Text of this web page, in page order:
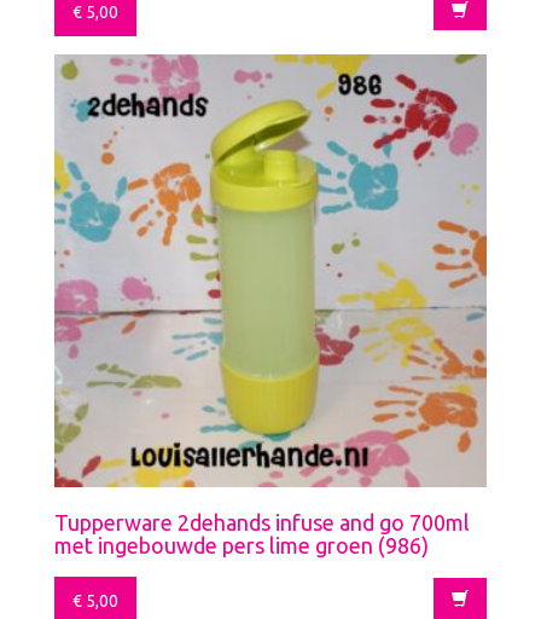
€ 5,00
Tupperware 2dehands infuse and go 700ml
met ingebouwde pers lime groen (986)
€ 5,00